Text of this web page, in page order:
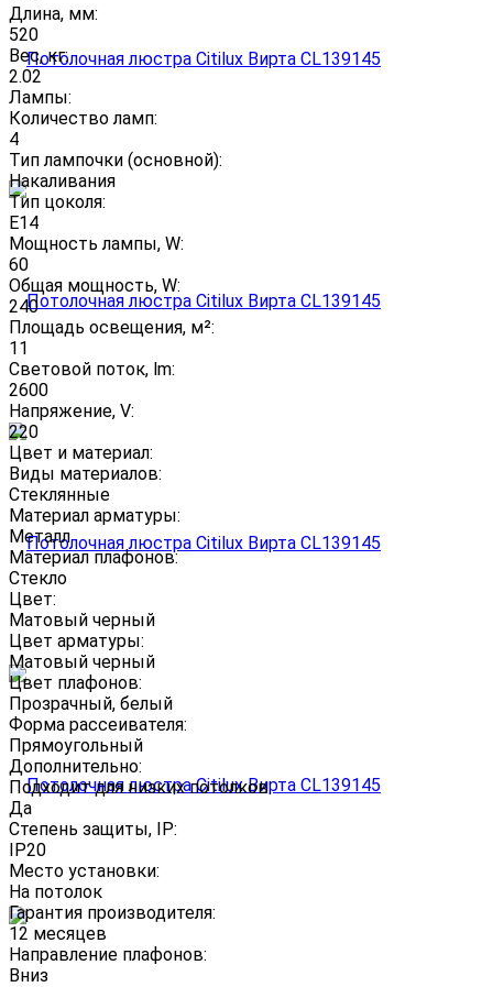
Длина, мм:
520
Вес, кг:
2.02
Лампы:
Количество ламп:
4
Тип лампочки (основной):
Накаливания
Тип цоколя:
E14
Мощность лампы, W:
60
Общая мощность, W:
240
Площадь освещения, м²:
11
Световой поток, lm:
2600
Напряжение, V:
220
Цвет и материал:
Виды материалов:
Стеклянные
Материал арматуры:
Металл
Материал плафонов:
Стекло
Цвет:
Матовый черный
Цвет арматуры:
Матовый черный
Цвет плафонов:
Прозрачный, белый
Форма рассеивателя:
Прямоугольный
Дополнительно:
Подходит для низких потолков:
Да
Степень защиты, IP:
IP20
Место установки:
На потолок
Гарантия производителя:
12 месяцев
Направление плафонов:
Вниз